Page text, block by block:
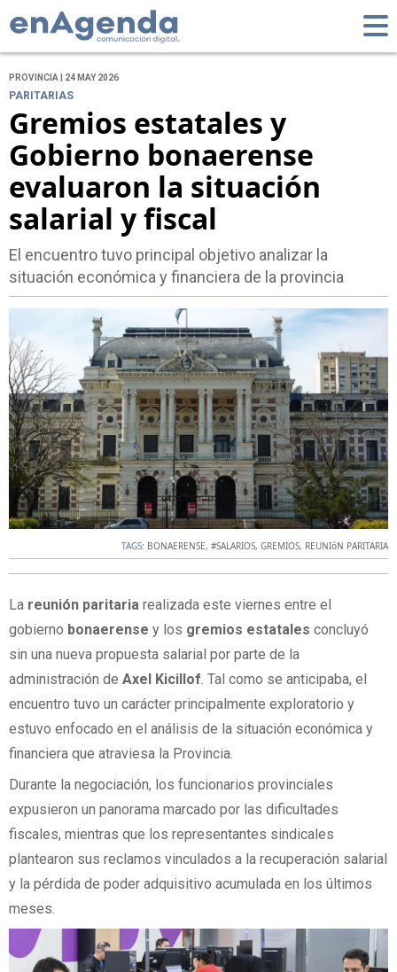
PROVINCIA | 24 MAY 2026
PARITARIAS
Gremios estatales y
Gobierno bonaerense
evaluaron la situación
salarial y fiscal
El encuentro tuvo principal objetivo analizar la
situación económica y financiera de la provincia
TAGS: BONAERENSE, #SALARIOS, GREMIOS, REUNIóN PARITARIA
La reunión paritaria realizada este viernes entre el
gobierno bonaerense y los gremios estatales concluyó
sin una nueva propuesta salarial por parte de la
administración de Axel Kicillof. Tal como se anticipaba, el
encuentro tuvo un carácter principalmente exploratorio y
estuvo enfocado en el análisis de la situación económica y
financiera que atraviesa la Provincia.
Durante la negociación, los funcionarios provinciales
expusieron un panorama marcado por las dificultades
fiscales, mientras que los representantes sindicales
plantearon sus reclamos vinculados a la recuperación salarial
y la pérdida de poder adquisitivo acumulada en los últimos
meses.